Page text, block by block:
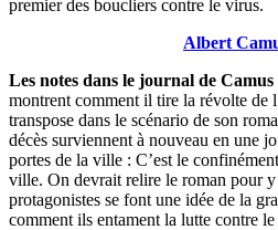
premier des boucliers contre le virus.
Albert
Les notes dans le journal de Camus
montrent comment il tire la révolte de
transpose dans le scénario de son
décès surviennent à nouveau en une
portes de la ville : C’est le
ville. On devrait relire le roman pour
protagonistes se font une idée de la
comment ils entament la lutte contre le